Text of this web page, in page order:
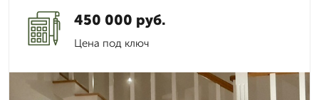
450 000 руб.
Цена под ключ